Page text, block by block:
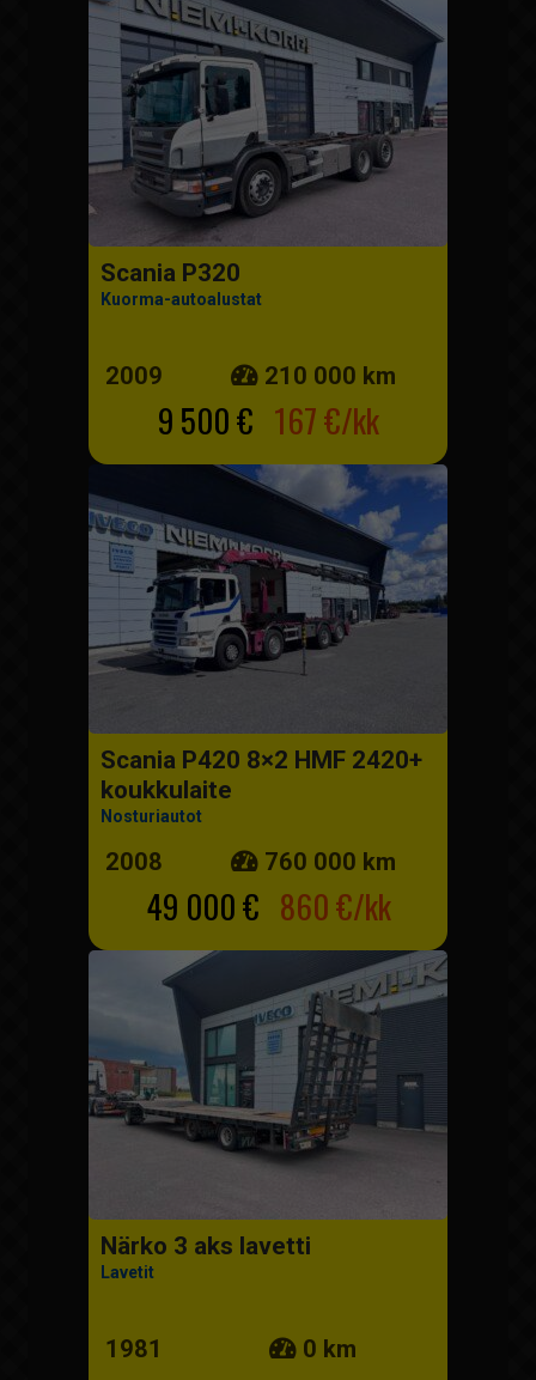
1981
Vuosimalli
0-1448000 km
Mittarilukema
Näytä hakutulokset
Scania P320
Kuorma-autoalustat
2009 210 000 km
9 500 € 167 €/kk
Scania P420 8×2 HMF 2420+
koukkulaite
Nosturiautot
2008 760 000 km
49 000 € 860 €/kk
Närko 3 aks lavetti
Lavetit
1981 0 km